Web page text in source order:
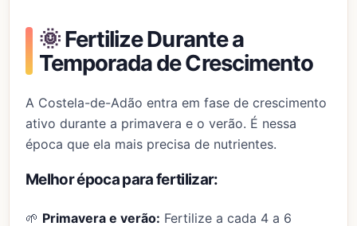
🌞Fertilize Durante a
Temporada de Crescimento
A Costela-de-Adão entra em fase de crescimento
ativo durante a primavera e o verão. É nessa
época que ela mais precisa de nutrientes.
Melhor época para fertilizar:
🌱 Primavera e verão: Fertilize a cada 4 a 6